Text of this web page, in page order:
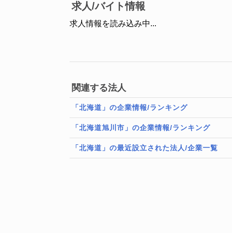
求人/バイト情報
求人情報を読み込み中...
関連する法人
「北海道」の企業情報/ランキング
「北海道旭川市」の企業情報/ランキング
「北海道」の最近設立された法人/企業一覧